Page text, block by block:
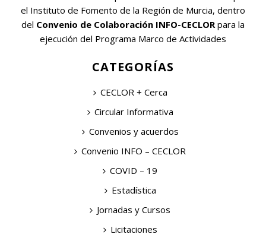
el Instituto de Fomento de la Región de Murcia, dentro
del Convenio de Colaboración INFO-CECLOR para la
ejecución del Programa Marco de Actividades
CATEGORÍAS
CECLOR + Cerca
Circular Informativa
Convenios y acuerdos
Convenio INFO – CECLOR
COVID – 19
Estadística
Jornadas y Cursos
Licitaciones